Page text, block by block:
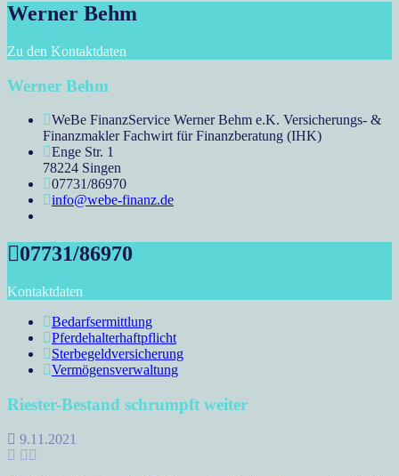
Werner Behm
Zu den Kontaktdaten
Werner Behm
WeBe FinanzService Werner Behm e.K. Versicherungs- &
Finanzmakler Fachwirt für Finanzberatung (IHK)
Enge Str. 1
78224 Singen
07731/86970
info@webe-finanz.de
07731/86970
Kontaktdaten
Bedarfsermittlung
Pferdehalterhaftpflicht
Sterbegeldversicherung
Vermögensverwaltung
Riester-Bestand schrumpft weiter
9.11.2021